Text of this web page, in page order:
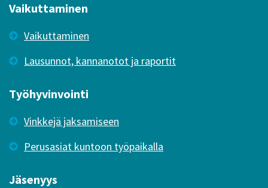
Vaikuttaminen
Vaikuttaminen
Lausunnot, kannanotot ja raportit
Työhyvinvointi
Vinkkejä jaksamiseen
Perusasiat kuntoon työpaikalla
Jäsenyys